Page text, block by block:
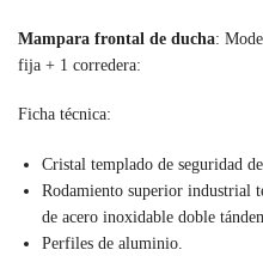
Mampara frontal de ducha:
fija + 1 corredera:
Ficha técnica:
Cristal templado de seguridad de
Rodamiento superior industrial
de acero inoxidable doble
Perfiles de aluminio.